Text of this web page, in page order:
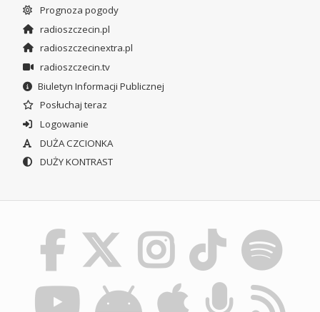
Prognoza pogody
radioszczecin.pl
radioszczecinextra.pl
radioszczecin.tv
Biuletyn Informacji Publicznej
Posłuchaj teraz
Logowanie
DUŻA CZCIONKA
DUŻY KONTRAST